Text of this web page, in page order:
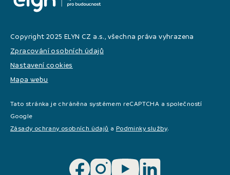
Copyright 2025 ELYN CZ a.s., všechna práva vyhrazena
Zpracování osobních údajů
Nastavení cookies
Mapa webu
Tato stránka je chráněna systémem reCAPTCHA a společností
Google
Zásady ochrany osobních údajů a Podminky služby.